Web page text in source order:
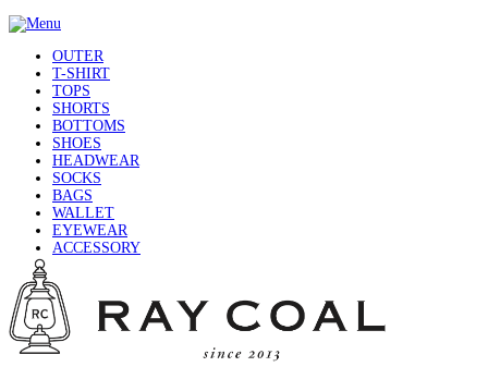
OUTER
T-SHIRT
TOPS
SHORTS
BOTTOMS
SHOES
HEADWEAR
SOCKS
BAGS
WALLET
EYEWEAR
ACCESSORY